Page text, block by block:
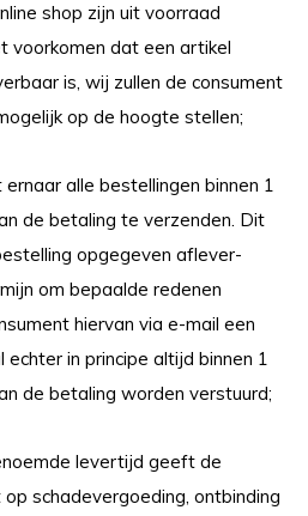
shop zijn uit voorraad
voorkomen dat een artikel
is, wij zullen de consument
op de hoogte stellen;
alle bestellingen binnen 1
de betaling te verzenden. Dit
opgegeven aflever-
om bepaalde redenen
hiervan via e-mail een
echter in principe altijd binnen 1
de betaling worden verstuurd;
levertijd geeft de
schadevergoeding, ontbinding